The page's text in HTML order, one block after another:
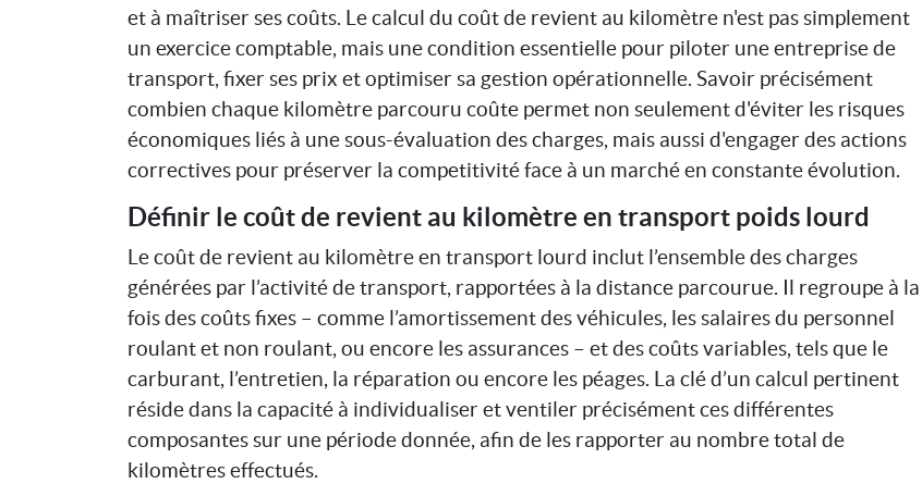
et à maîtriser ses coûts. Le calcul du coût de revient au kilomètre n'est pas simplement
un exercice comptable, mais une condition essentielle pour piloter une entreprise de
transport, fixer ses prix et optimiser sa gestion opérationnelle. Savoir précisément
combien chaque kilomètre parcouru coûte permet non seulement d'éviter les risques
économiques liés à une sous-évaluation des charges, mais aussi d'engager des actions
correctives pour préserver la competitivité face à un marché en constante évolution.
Définir le coût de revient au kilomètre en transport poids lourd
Le coût de revient au kilomètre en transport lourd inclut l’ensemble des charges
générées par l’activité de transport, rapportées à la distance parcourue. Il regroupe à la
fois des coûts fixes – comme l’amortissement des véhicules, les salaires du personnel
roulant et non roulant, ou encore les assurances – et des coûts variables, tels que le
carburant, l’entretien, la réparation ou encore les péages. La clé d’un calcul pertinent
réside dans la capacité à individualiser et ventiler précisément ces différentes
composantes sur une période donnée, afin de les rapporter au nombre total de
kilomètres effectués.